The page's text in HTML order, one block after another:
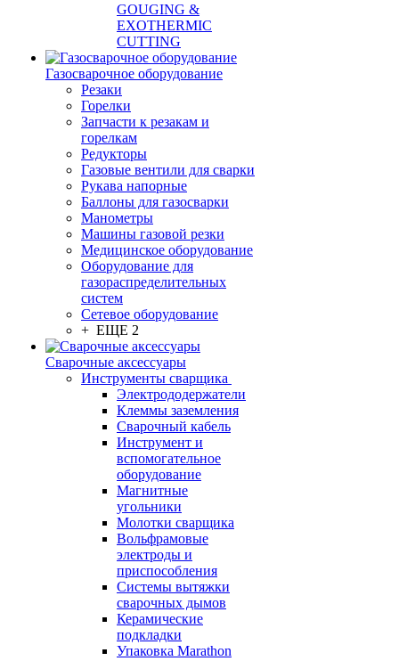
GOUGING &
EXOTHERMIC
CUTTING
Газосварочное оборудование
Резаки
Горелки
Запчасти к резакам и
горелкам
Редукторы
Газовые вентили для сварки
Рукава напорные
Баллоны для газосварки
Манометры
Машины газовой резки
Медицинское оборудование
Оборудование для
газораспределительных
систем
Сетевое оборудование
+ ЕЩЕ 2
Сварочные аксессуары
Инструменты сварщика
Электрододержатели
Клеммы заземления
Сварочный кабель
Инструмент и
вспомогательное
оборудование
Магнитные
угольники
Молотки сварщика
Вольфрамовые
электроды и
приспособления
Системы вытяжки
сварочных дымов
Керамические
подкладки
Упаковка Marathon